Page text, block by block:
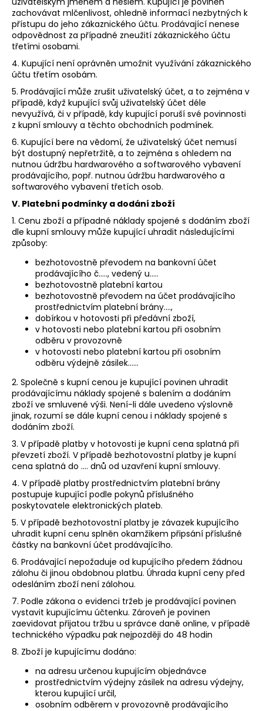
zachovávat mlčenlivost, ohledně informací nezbytných k
přístupu do jeho zákaznického účtu. Prodávající nenese
odpovědnost za případné zneužití zákaznického účtu
třetími osobami.
4. Kupující není oprávněn umožnit využívání zákaznického
účtu třetím osobám.
5. Prodávající může zrušit uživatelský účet, a to zejména v
případě, když kupující svůj uživatelský účet déle
nevyužívá, či v případě, kdy kupující poruší své povinnosti
z kupní smlouvy a těchto obchodních podmínek.
6. Kupující bere na vědomí, že uživatelský účet nemusí
být dostupný nepřetržitě, a to zejména s ohledem na
nutnou údržbu hardwarového a softwarového vybavení
prodávajícího, popř. nutnou údržbu hardwarového a
softwarového vybavení třetích osob.
V. Platební podmínky a dodání zboží
1. Cenu zboží a případné náklady spojené s dodáním zboží
dle kupní smlouvy může kupující uhradit následujícími
způsoby:
bezhotovostně převodem na bankovní účet
prodávajícího č….., vedený u…..
bezhotovostně platební kartou
bezhotovostně převodem na účet prodávajícího
prostřednictvím platební brány….,
dobírkou v hotovosti při předávní zboží,
v hotovosti nebo platební kartou při osobním
odběru v provozovně
v hotovosti nebo platební kartou při osobním
odběru výdejně zásilek…...
2. Společně s kupní cenou je kupující povinen uhradit
prodávajícímu náklady spojené s balením a dodáním
zboží ve smluvené výši. Není-li dále uvedeno výslovně
jinak, rozumí se dále kupní cenou i náklady spojené s
dodáním zboží.
3. V případě platby v hotovosti je kupní cena splatná při
převzetí zboží. V případě bezhotovostní platby je kupní
cena splatná do …. dnů od uzavření kupní smlouvy.
4. V případě platby prostřednictvím platební brány
postupuje kupující podle pokynů příslušného
poskytovatele elektronických plateb.
5. V případě bezhotovostní platby je závazek kupujícího
uhradit kupní cenu splněn okamžikem připsání příslušné
částky na bankovní účet prodávajícího.
6. Prodávající nepožaduje od kupujícího předem žádnou
zálohu či jinou obdobnou platbu. Úhrada kupní ceny před
odesláním zboží není zálohou.
7. Podle zákona o evidenci tržeb je prodávající povinen
vystavit kupujícímu účtenku. Zároveň je povinen
zaevidovat přijatou tržbu u správce daně online, v případě
technického výpadku pak nejpozději do 48 hodin
8. Zboží je kupujícímu dodáno:
na adresu určenou kupujícím objednávce
prostřednictvím výdejny zásilek na adresu výdejny,
kterou kupující určil,
osobním odběrem v provozovně prodávajícího